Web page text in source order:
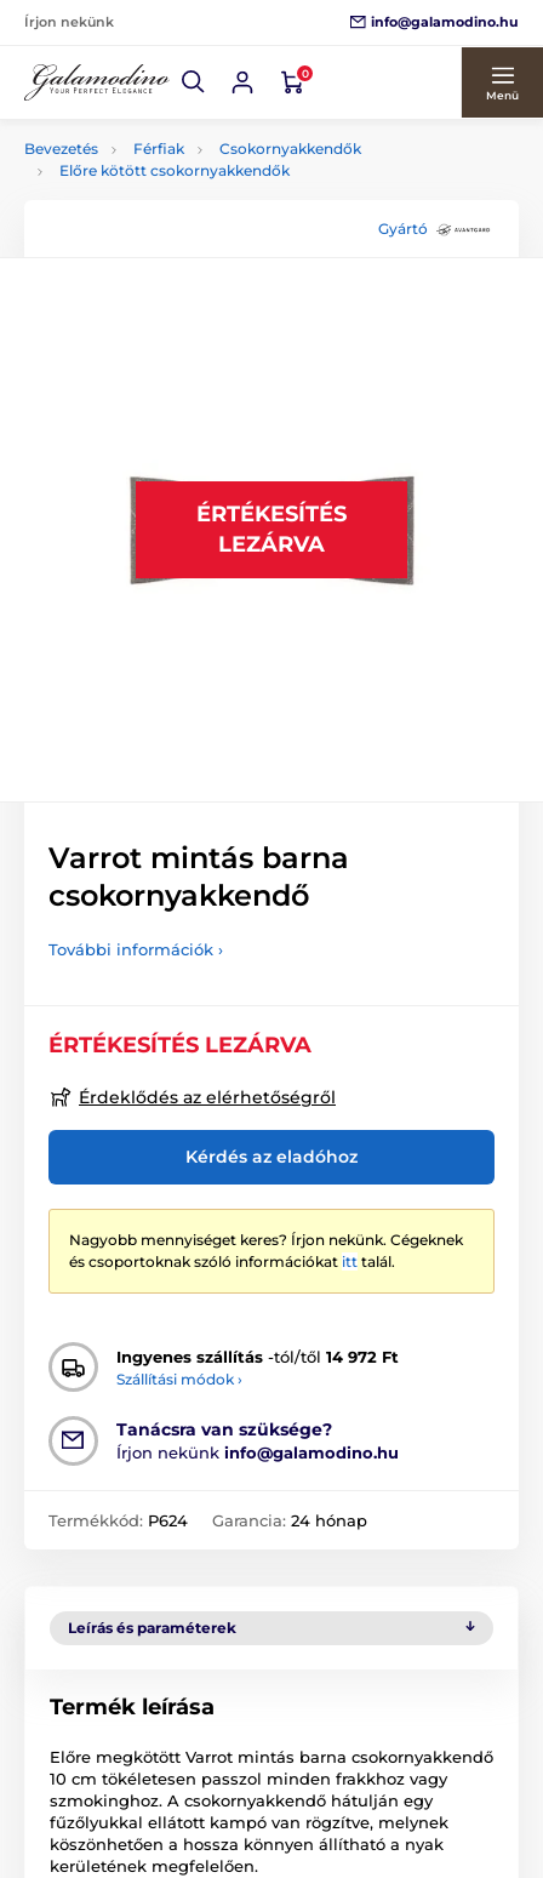
Írjon nekünk info@galamodino.hu
0
Menü
Bevezetés Férfiak
Csokornyakkendők
Előre kötött csokornyakkendők
Gyártó
ÉRTÉKESÍTÉS
LEZÁRVA
Varrot mintás barna
csokornyakkendő
További információk ›
ÉRTÉKESÍTÉS LEZÁRVA
Érdeklődés az elérhetőségről
Kérdés az eladóhoz
Nagyobb mennyiséget keres? Írjon nekünk. Cégeknek
és csoportoknak szóló információkat itt talál.
Ingyenes szállítás -tól/től 14 972 Ft
Szállítási módok ›
Tanácsra van szüksége?
Írjon nekünk info@galamodino.hu
Termékkód: P624 Garancia: 24 hónap
Leírás és paraméterek
Termék leírása
Előre megkötött Varrot mintás barna csokornyakkendő
10 cm tökéletesen passzol minden frakkhoz vagy
szmokinghoz. A csokornyakkendő hátulján egy
fűzőlyukkal ellátott kampó van rögzítve, melynek
köszönhetően a hossza könnyen állítható a nyak
kerületének megfelelően.